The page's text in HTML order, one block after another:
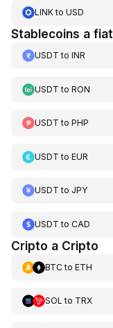
LINKto USD
Stablecoins a fiat
USDT to INR
USDT to RON
USDT to PHP
USDT to EUR
USDT to JPY
USDT to CAD
Cripto a Cripto
BTCto ETH
SOL to TRX